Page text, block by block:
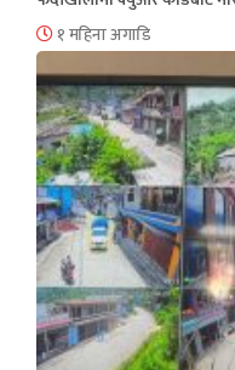
१ महिना अगाडि